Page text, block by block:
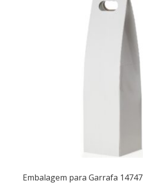
Embalagem para Garrafa 14747